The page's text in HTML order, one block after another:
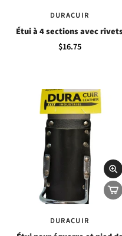
DURACUIR
Étui à 4 sections avec rivets
$16.75
DURACUIR